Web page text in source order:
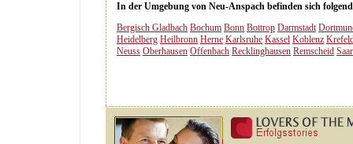
In der Umgebung von Neu-Anspach befinden sich
Bergisch Gladbach Bochum Bonn Bottrop Darmstadt
Heidelberg Heilbronn Herne Karlsruhe Kassel Koblenz
Neuss Oberhausen Offenbach Recklinghausen Remscheid